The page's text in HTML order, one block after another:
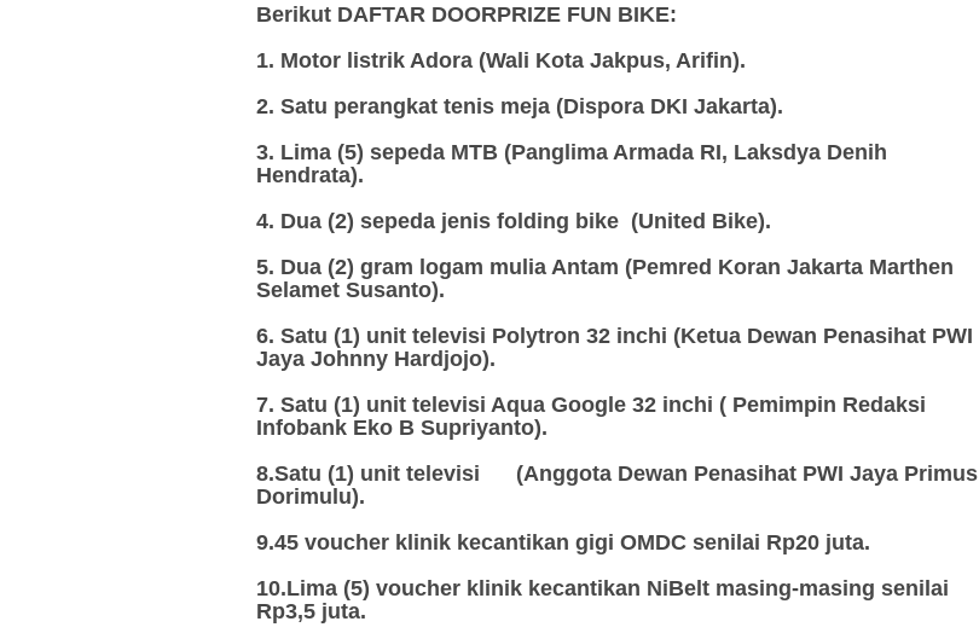
Berikut DAFTAR DOORPRIZE FUN BIKE:
1. Motor listrik Adora (Wali Kota Jakpus, Arifin).
2. Satu perangkat tenis meja (Dispora DKI Jakarta).
3. Lima (5) sepeda MTB (Panglima Armada RI, Laksdya Denih
Hendrata).
4. Dua (2) sepeda jenis folding bike (United Bike).
5. Dua (2) gram logam mulia Antam (Pemred Koran Jakarta Marthen
Selamet Susanto).
6. Satu (1) unit televisi Polytron 32 inchi (Ketua Dewan Penasihat PWI
Jaya Johnny Hardjojo).
7. Satu (1) unit televisi Aqua Google 32 inchi ( Pemimpin Redaksi
Infobank Eko B Supriyanto).
8.Satu (1) unit televisi (Anggota Dewan Penasihat PWI Jaya Primus
Dorimulu).
9.45 voucher klinik kecantikan gigi OMDC senilai Rp20 juta.
10.Lima (5) voucher klinik kecantikan NiBelt masing-masing senilai
Rp3,5 juta.